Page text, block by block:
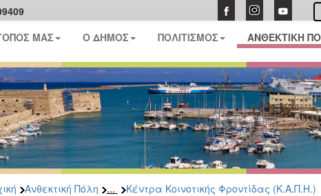
ΜΑΣ Ο ΔΗΜΟΣ ΠΟΛΙΤΙΣΜΟΣ ΑΝΘΕΚΤΙΚΗ
Ανθεκτική Πόλη ... Κέντρα Κοινοτικής Φροντίδας (Κ.Α.Π.Η.)